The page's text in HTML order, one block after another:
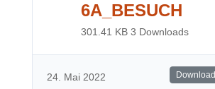
6A_BESUCH
301.41 KB 3 Downloads
24. Mai 2022 Download